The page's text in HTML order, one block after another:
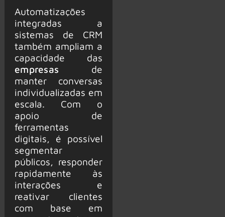
Automatizações
integradas a
sistemas de CRM
também ampliam a
capacidade das
empresas de
manter conversas
individualizadas em
escala. Com o
apoio de
ferramentas
digitais, é possível
segmentar
públicos, responder
rapidamente às
interações e
reativar clientes
com base em